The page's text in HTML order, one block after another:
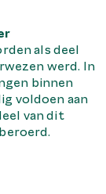
als deel
werd. In
binnen
voldoen aan
van dit